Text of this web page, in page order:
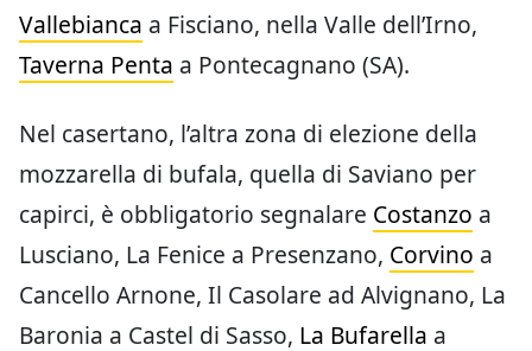
Vallebianca a Fisciano, nella Valle dell’Irno,
Taverna Penta a Pontecagnano (SA).
Nel casertano, l’altra zona di elezione della
mozzarella di bufala, quella di Saviano per
capirci, è obbligatorio segnalare Costanzo a
Lusciano, La Fenice a Presenzano, Corvino a
Cancello Arnone, Il Casolare ad Alvignano, La
Baronia a Castel di Sasso, La Bufarella a